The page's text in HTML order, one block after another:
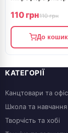
110 грн110 грн
До
КАТЕГОРІЇ
Канцтовари та офіс
Школа та навчання
Творчість та хобі